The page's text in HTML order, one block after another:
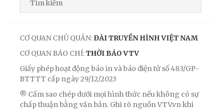
CƠ QUAN CHỦ QUẢN:ĐÀI TRUYỀN HÌNH VIỆT NAM
CƠ QUAN BÁO CHÍ:THỜI BÁO VTV
Giấy phép hoạt động báo in và báo điện tử số 483/GP-
BTTTT cấp ngày 29/12/2023
® Cấm sao chép dưới mọi hình thức nếu không có sự
chấp thuận bằng văn bản. Ghi rõ nguồn VTV.vn khi